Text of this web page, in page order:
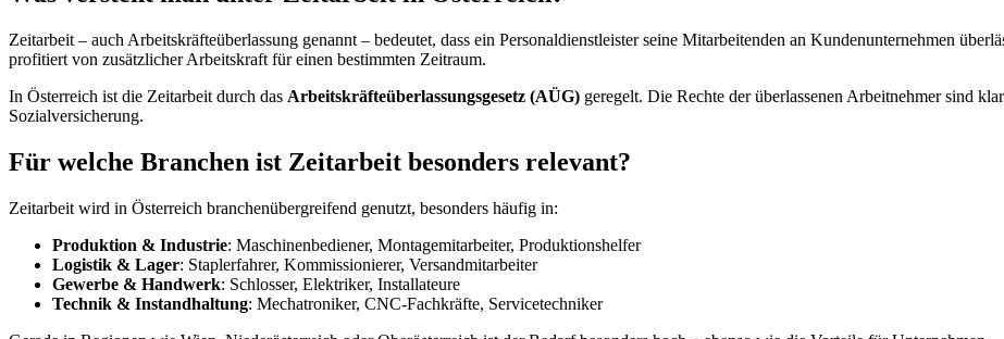
Zeitarbeit – auch Arbeitskräfteüberlassung genannt – bedeutet, dass ein Personaldienstleister seine Mitarbeitenden an Kundenunternehmen
profitiert von zusätzlicher Arbeitskraft für einen bestimmten Zeitraum.
In Österreich ist die Zeitarbeit durch das Arbeitskräfteüberlassungsgesetz (AÜG) geregelt. Die Rechte der überlassenen Arbeitnehmer sind
Sozialversicherung.
Für welche Branchen ist Zeitarbeit besonders relevant?
Zeitarbeit wird in Österreich branchenübergreifend genutzt, besonders häufig in:
Produktion & Industrie: Maschinenbediener, Montagemitarbeiter, Produktionshelfer
Logistik & Lager: Staplerfahrer, Kommissionierer, Versandmitarbeiter
Gewerbe & Handwerk: Schlosser, Elektriker, Installateure
Technik & Instandhaltung: Mechatroniker, CNC-Fachkräfte, Servicetechniker